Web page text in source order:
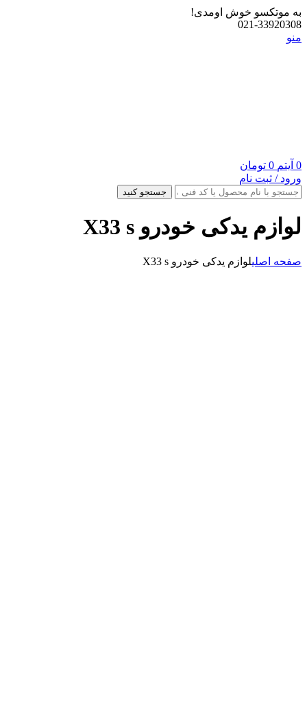
به موتکسو خوش اومدی!
021-33920308
منو
0 آیتم 0 تومان
ورود / ثبت نام
جستجو کنید
لوازم یدکی خودرو X33 s
صفحه اصلیلوازم یدکی خودرو X33 s